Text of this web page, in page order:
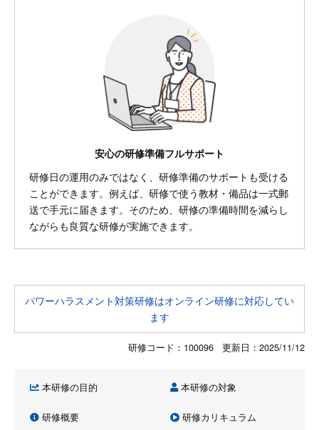
安心の研修準備フルサポート
研修日の運用のみではなく、研修準備のサポートも受ける
ことができます。例えば、研修で使う教材・備品は一式郵
送で手元に届きます。そのため、研修の準備時間を減らし
ながらも良質な研修が実施できます。
パワーハラスメント対策研修はオンライン研修に対応してい
ます
研修コード：100096 更新日： 2025/11/12
本研修の目的 本研修の対象
研修概要 研修カリキュラム